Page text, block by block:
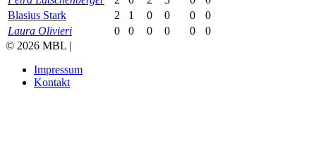
Blasius Stark
2 1 0 0 0
0
Laura Olivieri
0 0 0 0 0
0
© 2026 MBL |
Impressum
Kontakt